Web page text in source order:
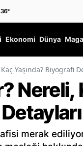
36°
Ekonomi Dünya
Yaşında? Biyografi
Nereli,
merak